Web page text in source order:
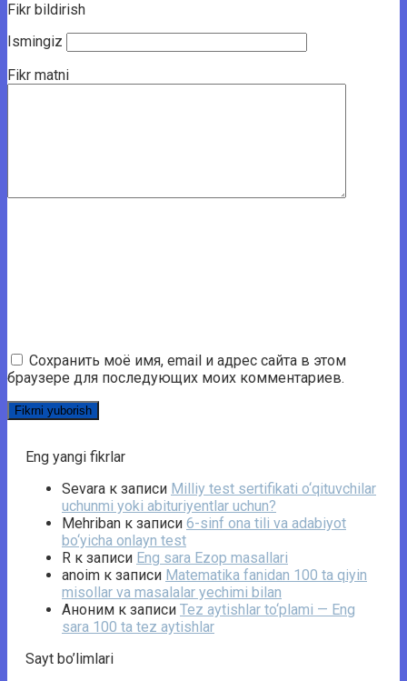
Fikr bildirish
Ismingiz
Fikr matni
Сохранить моё имя, email и адрес сайта в этом
браузере для последующих моих комментариев.
Eng yangi fikrlar
Sevara к записи Milliy test sertifikati o‘qituvchilar
uchunmi yoki abituriyentlar uchun?
Mehriban к записи 6-sinf ona tili va adabiyot
bo‘yicha onlayn test
R к записи Eng sara Ezop masallari
anoim к записи Matematika fanidan 100 ta qiyin
misollar va masalalar yechimi bilan
Аноним к записи Tez aytishlar to‘plami — Eng
sara 100 ta tez aytishlar
Sayt bo’limlari